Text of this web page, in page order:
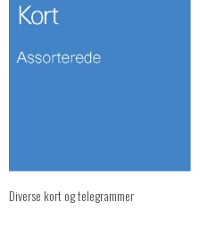
Diverse kort og telegrammer